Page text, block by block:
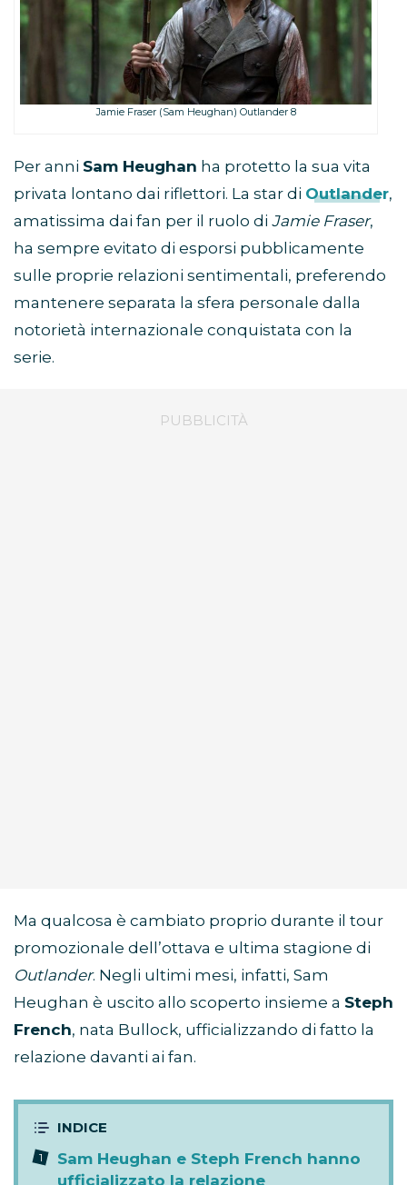
Jamie Fraser (Sam Heughan) Outlander 8
Per anni Sam Heughan ha protetto la sua vita
privata lontano dai riflettori. La star di Outlander,
amatissima dai fan per il ruolo di Jamie Fraser,
ha sempre evitato di esporsi pubblicamente
sulle proprie relazioni sentimentali, preferendo
mantenere separata la sfera personale dalla
notorietà internazionale conquistata con la
serie.
Ma qualcosa è cambiato proprio durante il tour
promozionale dell’ottava e ultima stagione di
Outlander. Negli ultimi mesi, infatti, Sam
Heughan è uscito allo scoperto insieme a Steph
French, nata Bullock, ufficializzando di fatto la
relazione davanti ai fan.
Sam Heughan e Steph French hanno
ufficializzato la relazione